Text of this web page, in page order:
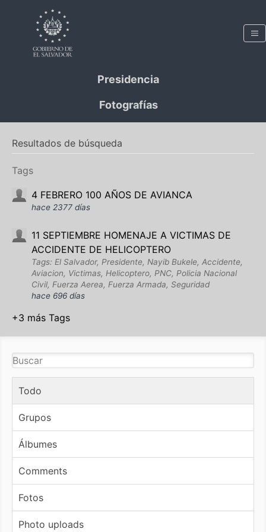
Presidencia
Fotografías
Resultados de búsqueda
Tags
4 FEBRERO 100 AÑOS DE AVIANCA
hace 2377 días
11 SEPTIEMBRE HOMENAJE A VICTIMAS DE
ACCIDENTE DE HELICOPTERO
Tags: El Salvador, Presidente, Nayib Bukele, Accidente,
Aviacion, Victimas, Helicoptero, PNC, Policia Nacional
Civil, Fuerza Aerea, Fuerza Armada, Seguridad
hace 696 días
+3 más Tags
Todo
Grupos
Álbumes
Comments
Fotos
Photo uploads